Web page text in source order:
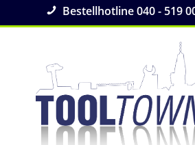
Bestellhotline 040 - 519